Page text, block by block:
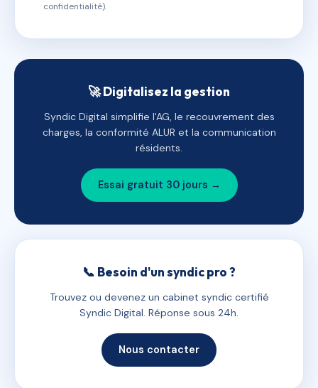
confidentialité).
🚀 Digitalisez la gestion
Syndic Digital simplifie l'AG, le recouvrement des
charges, la conformité ALUR et la communication
résidents.
Essai gratuit 30 jours →
📞 Besoin d'un syndic pro ?
Trouvez ou devenez un cabinet syndic certifié
Syndic Digital. Réponse sous 24h.
Nous contacter